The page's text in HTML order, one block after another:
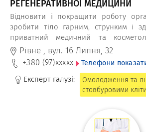
РЕГЕНЕРАТИВНОЇ МЕДИЦИНИ
Відновити і покращити роботу
зробити тіло гарним, струнким і
приватний медичний та
Рівному Alpha Cell (Альфа Сел)
Рівне , вул. 16 Липня, 32
+380 (97)xxxxx Телефони
Експерт галузі:
Омолодження та
стовбуровими